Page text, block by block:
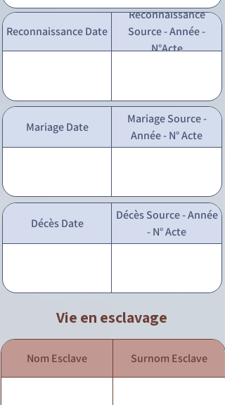
Reconnaissance Date
Reconnaissance
Source - Année -
N°Acte
Mariage Date
Mariage Source -
Année - N° Acte
Décès Date
Décès Source - Année
- N° Acte
Vie en esclavage
Nom Esclave Surnom Esclave